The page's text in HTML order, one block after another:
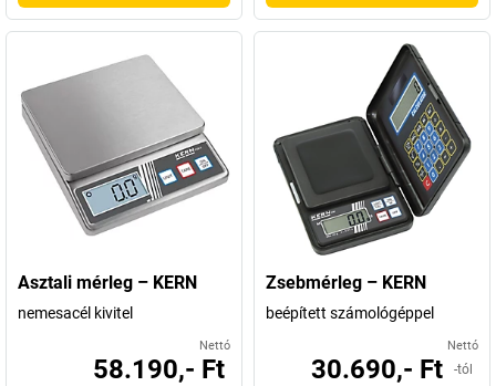
Asztali mérleg – KERN
nemesacél kivitel
Nettó
58.190,- Ft
Zsebmérleg – KERN
beépített számológéppel
Nettó
30.690,- Ft -tól